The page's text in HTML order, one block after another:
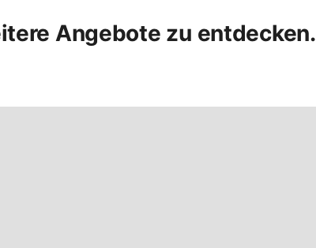
Angebote zu entdecken.